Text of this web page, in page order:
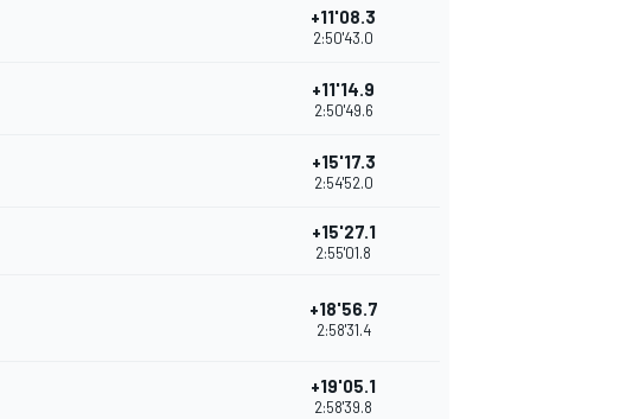
+11'08.3
2:50'43.0
+11'14.9
2:50'49.6
+15'17.3
2:54'52.0
+15'27.1
2:55'01.8
+18'56.7
2:58'31.4
+19'05.1
2:58'39.8